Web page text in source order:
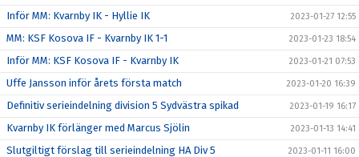
Inför MM: Kvarnby IK - Hyllie IK 2023-01-27 12:55
MM: KSF Kosova IF - Kvarnby IK 1-1 2023-01-23 18:54
Inför MM: KSF Kosova IF - Kvarnby IK 2023-01-21 07:53
Uffe Jansson inför årets första match 2023-01-20 16:39
Definitiv serieindelning division 5 Sydvästra spikad 2023-01-19 16:17
Kvarnby IK förlänger med Marcus Sjölin 2023-01-13 14:41
Slutgiltigt förslag till serieindelning HA Div 5 2023-01-11 16:00